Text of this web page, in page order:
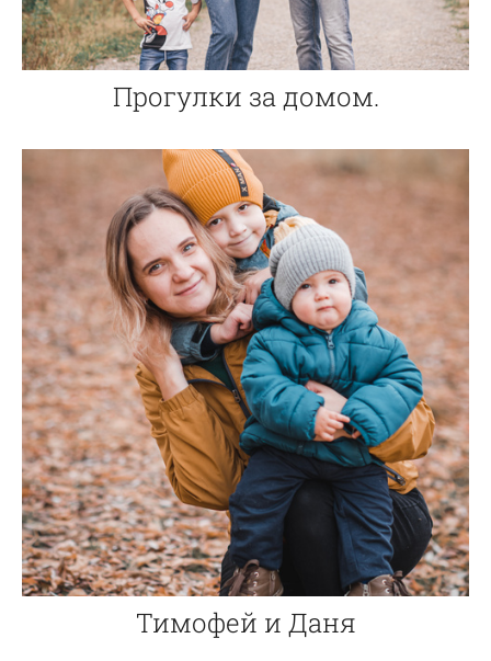
Прогулки за домом.
Тимофей и Даня